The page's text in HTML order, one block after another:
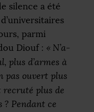
silence a été
parmi
Diouf : « N’a-
plus d’armes à
pas ouvert plus
recruté plus de
? Pendant ce